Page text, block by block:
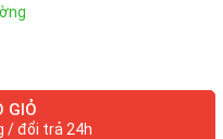
GIỎ
/ đổi trả 24h